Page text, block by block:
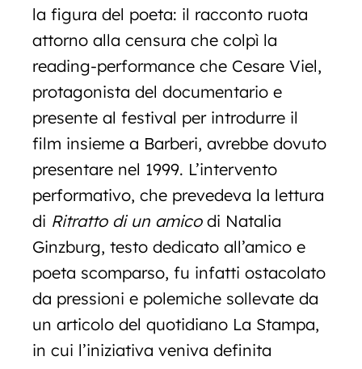
la figura del poeta: il racconto ruota
attorno alla censura che colpì la
reading-performance che Cesare Viel,
protagonista del documentario e
presente al festival per introdurre il
film insieme a Barberi, avrebbe dovuto
presentare nel 1999. L’intervento
performativo, che prevedeva la lettura
di Ritratto di un amicodi Natalia
Ginzburg, testo dedicato all’amico e
poeta scomparso, fu infatti ostacolato
da pressioni e polemiche sollevate da
un articolo del quotidiano La Stampa,
in cui l’iniziativa veniva definita